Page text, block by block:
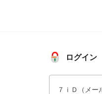
ログイン
７ｉＤ（メー